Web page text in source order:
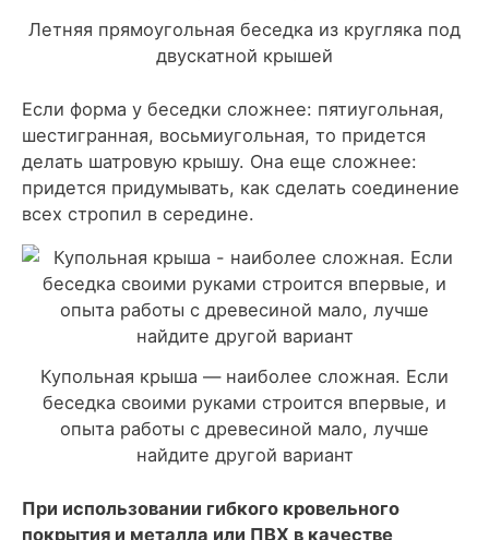
Летняя прямоугольная беседка из кругляка под
двускатной крышей
Если форма у беседки сложнее: пятиугольная,
шестигранная, восьмиугольная, то придется
делать шатровую крышу. Она еще сложнее:
придется придумывать, как сделать соединение
всех стропил в середине.
Купольная крыша — наиболее сложная. Если
беседка своими руками строится впервые, и
опыта работы с древесиной мало, лучше
найдите другой вариант
При использовании гибкого кровельного
покрытия и металла или ПВХ в качестве